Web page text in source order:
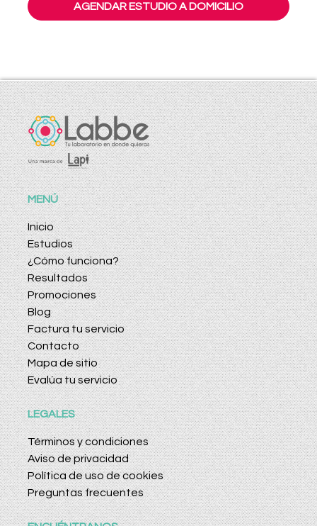
AGENDAR ESTUDIO A DOMICILIO
MENÚ
Inicio
Estudios
¿Cómo funciona?
Resultados
Promociones
Blog
Factura tu servicio
Contacto
Mapa de sitio
Evalúa tu servicio
LEGALES
Términos y condiciones
Aviso de privacidad
Política de uso de cookies
Preguntas frecuentes